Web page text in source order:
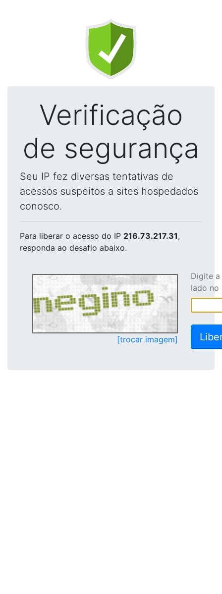
Verificação
de segurança
Seu IP fez diversas tentativas de
acessos suspeitos a sites hospedados
conosco.
Para liberar o acesso do IP 216.73.217.31,
responda ao desafio abaixo.
[trocar imagem]
Digite
lado no